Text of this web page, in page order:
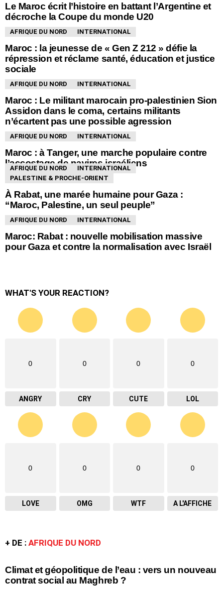
Le Maroc écrit l’histoire en battant l’Argentine et
décroche la Coupe du monde U20
AFRIQUE DU NORD INTERNATIONAL
Maroc : la jeunesse de « Gen Z 212 » défie la
répression et réclame santé, éducation et justice
sociale
AFRIQUE DU NORD INTERNATIONAL
Maroc : Le militant marocain pro-palestinien Sion
Assidon dans le coma, certains militants
n’écartent pas une possible agression
AFRIQUE DU NORD INTERNATIONAL
Maroc : à Tanger, une marche populaire contre
l’accostage de navires israéliens
AFRIQUE DU NORD
INTERNATIONAL
PALESTINE & PROCHE-ORIENT
À Rabat, une marée humaine pour Gaza :
“Maroc, Palestine, un seul peuple”
AFRIQUE DU NORD INTERNATIONAL
Maroc: Rabat : nouvelle mobilisation massive
pour Gaza et contre la normalisation avec Israël
WHAT'S YOUR REACTION?
0
ANGRY
0
CRY
0
CUTE
0
LOL
0
LOVE
0
OMG
0
WTF
0
A L'AFFICHE
+ DE : AFRIQUE DU NORD
Climat et géopolitique de l’eau : vers un nouveau
contrat social au Maghreb ?